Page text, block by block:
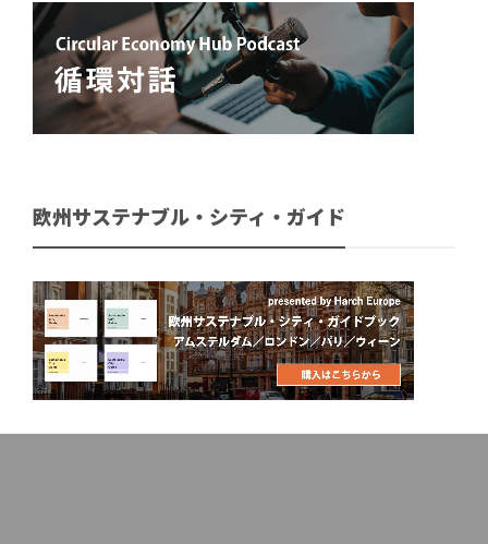
欧州サステナブル・シティ・ガイド